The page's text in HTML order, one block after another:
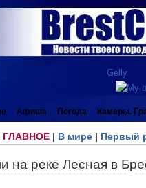
Афиша Погода Камеры.
ГЛАВНОЕ| В мире| Первый
на реке Лесная в